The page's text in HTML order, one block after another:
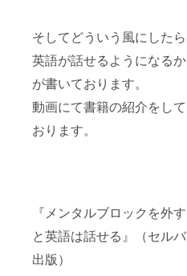
そしてどういう風にしたら
英語が話せるようになるか
が書いております。
動画にて書籍の紹介をして
おります。
『メンタルブロックを外す
と英語は話せる』（セルバ
出版）